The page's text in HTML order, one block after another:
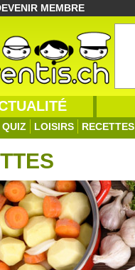
MEMBRE
QUIZ LOISIRS RECETTES